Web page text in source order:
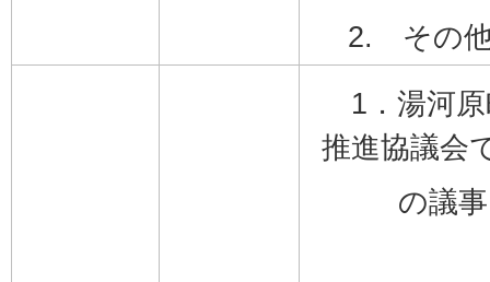
2. その
1．湯河原
推進協議会
の議事